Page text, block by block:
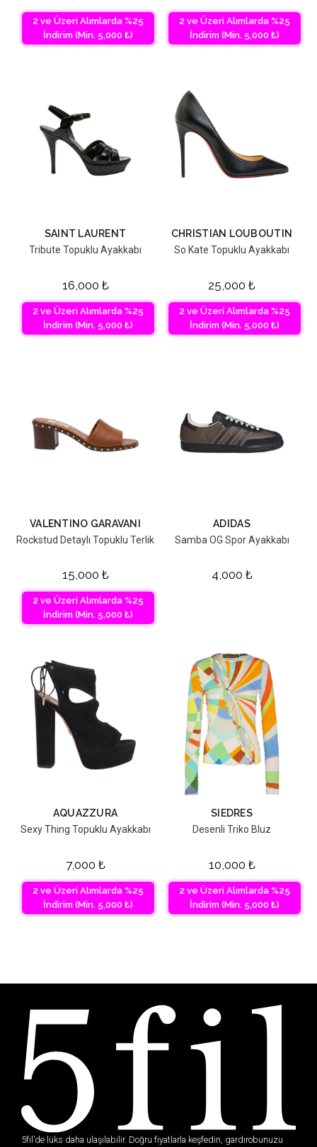
2 ve Üzeri Alımlarda %25
İndirim (Min. 5,000 ₺)
2 ve Üzeri Alımlarda %25
İndirim (Min. 5,000 ₺)
SAINT LAURENT
Tribute Topuklu Ayakkabı
16,000 ₺
2 ve Üzeri Alımlarda %25
İndirim (Min. 5,000 ₺)
CHRISTIAN LOUBOUTIN
So Kate Topuklu Ayakkabı
25,000 ₺
2 ve Üzeri Alımlarda %25
İndirim (Min. 5,000 ₺)
VALENTINO GARAVANI
Rockstud Detaylı Topuklu Terlik
15,000 ₺
2 ve Üzeri Alımlarda %25
İndirim (Min. 5,000 ₺)
ADIDAS
Samba OG Spor Ayakkabı
4,000 ₺
AQUAZZURA
Sexy Thing Topuklu Ayakkabı
7,000 ₺
2 ve Üzeri Alımlarda %25
İndirim (Min. 5,000 ₺)
SIEDRES
Desenli Triko Bluz
10,000 ₺
2 ve Üzeri Alımlarda %25
İndirim (Min. 5,000 ₺)
5fil’de lüks daha ulaşılabilir. Doğru fiyatlarla keşfedin, gardırobunuzu